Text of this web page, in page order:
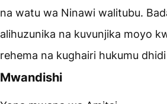
na watu wa Ninawi walitubu.
alihuzunika na kuvunjika moyo
rehema na kughairi hukumu
Mwandishi